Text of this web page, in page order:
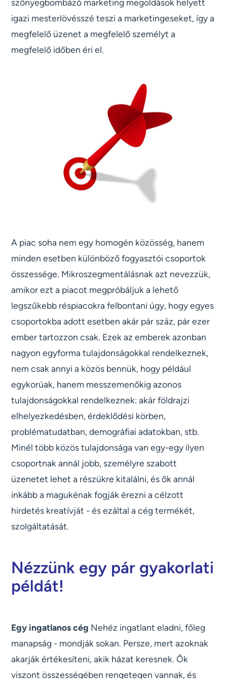
szőnyegbombázó marketing megoldások helyett
igazi mesterlövésszé teszi a marketingeseket, így a
megfelelő üzenet a megfelelő személyt a
megfelelő időben éri el.
A piac soha nem egy homogén közösség, hanem
minden esetben különböző fogyasztói csoportok
összessége. Mikroszegmentálásnak azt nevezzük,
amikor ezt a piacot megpróbáljuk a lehető
legszűkebb réspiacokra felbontani úgy, hogy egyes
csoportokba adott esetben akár pár száz, pár ezer
ember tartozzon csak. Ezek az emberek azonban
nagyon egyforma tulajdonságokkal rendelkeznek,
nem csak annyi a közös bennük, hogy például
egykorúak, hanem messzemenőkig azonos
tulajdonságokkal rendelkeznek: akár földrajzi
elhelyezkedésben, érdeklődési körben,
problématudatban, demográfiai adatokban, stb.
Minél több közös tulajdonsága van egy-egy ilyen
csoportnak annál jobb, személyre szabott
üzenetet lehet a részükre kitalálni, és ők annál
inkább a magukénak fogják érezni a célzott
hirdetés kreatívját - és ezáltal a cég termékét,
szolgáltatását.
Nézzünk egy pár gyakorlati
példát!
Egy ingatlanos cég Nehéz ingatlant eladni, főleg
manapság - mondják sokan. Persze, mert azoknak
akarják értékesíteni, akik házat keresnek. Ők
viszont összességében rengetegen vannak, és